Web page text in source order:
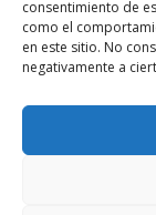
consentimiento de
como el
en este sitio. No
negativamente a
Contact